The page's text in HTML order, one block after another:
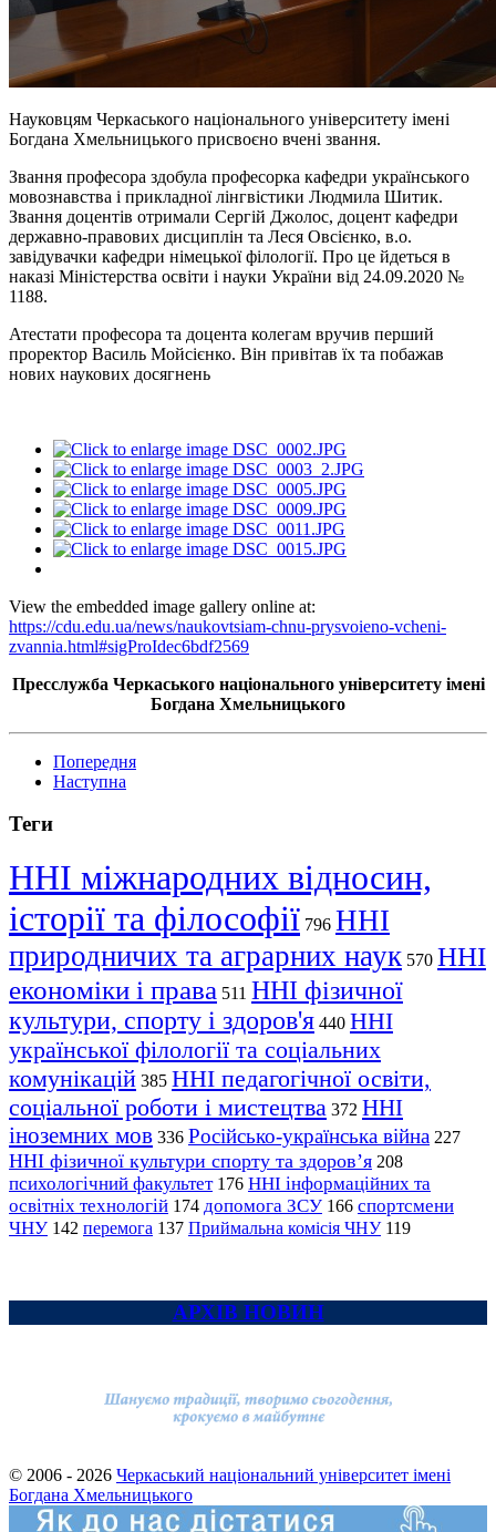
Науковцям Черкаського національного університету імені
Богдана Хмельницького присвоєно вчені звання.
Звання професора здобула професорка кафедри українського
мовознавства і прикладної лінгвістики Людмила Шитик.
Звання доцентів отримали Сергій Джолос, доцент кафедри
державно-правових дисциплін та Леся Овсієнко, в.о.
завідувачки кафедри німецької філології. Про це йдеться в
наказі Міністерства освіти і науки України від 24.09.2020 №
1188.
Атестати професора та доцента колегам вручив перший
проректор Василь Мойсієнко. Він привітав їх та побажав
нових наукових досягнень
View the embedded image gallery online at:
https://cdu.edu.ua/news/naukovtsiam-chnu-prysvoieno-vcheni-
zvannia.html#sigProIdec6bdf2569
Пресслужба Черкаського національного університету імені
Богдана Хмельницького
Попередня
Наступна
Теги
ННІ міжнародних відносин,
історії та філософії 796 ННІ
природничих та аграрних наук 570 ННІ
економіки і права 511 ННІ фізичної
культури, спорту і здоров'я 440 ННІ
української філології та соціальних
комунікацій 385 ННІ педагогічної освіти,
соціальної роботи і мистецтва 372 ННІ
іноземних мов 336 Російсько-українська війна 227
ННІ фізичної культури спорту та здоров’я 208
психологічний факультет 176 ННІ інформаційних та
освітніх технологій 174 допомога ЗСУ 166 спортсмени
ЧНУ 142 перемога 137 Приймальна комісія ЧНУ 119
АРХІВ НОВИН
© 2006 - 2026 Черкаський національний університет імені
Богдана Хмельницького